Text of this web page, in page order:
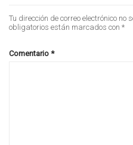
Tu dirección de correo electrónico no
obligatorios están marcados con *
Comentario *